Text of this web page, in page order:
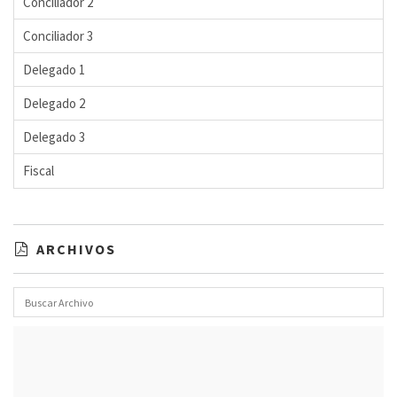
Conciliador 3
Delegado 1
Delegado 2
Delegado 3
Fiscal
ARCHIVOS